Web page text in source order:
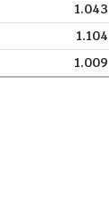
1.043
1.104
1.009